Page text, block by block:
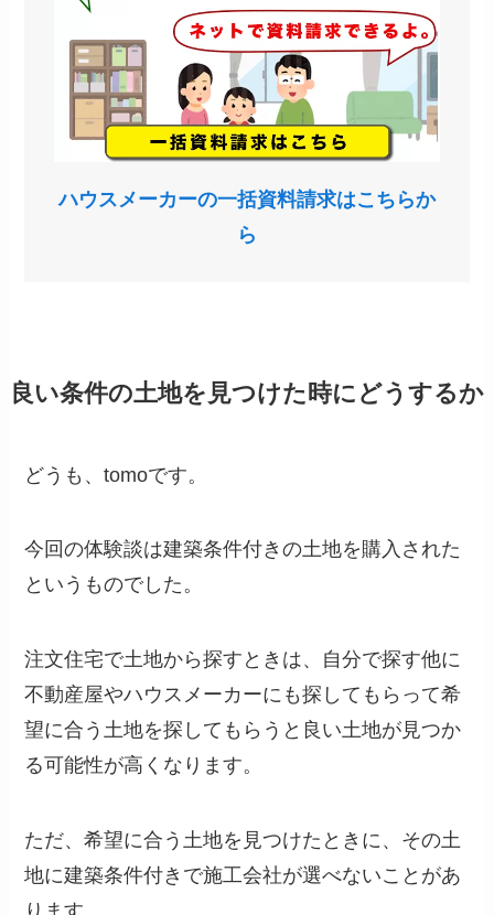
ハウスメーカーの一括資料請求はこちらか
ら
良い条件の土地を見つけた時にどうするか
どうも、tomoです。
今回の体験談は建築条件付きの土地を購入された
というものでした。
注文住宅で土地から探すときは、自分で探す他に
不動産屋やハウスメーカーにも探してもらって希
望に合う土地を探してもらうと良い土地が見つか
る可能性が高くなります。
ただ、希望に合う土地を見つけたときに、その土
地に建築条件付きで施工会社が選べないことがあ
ります。